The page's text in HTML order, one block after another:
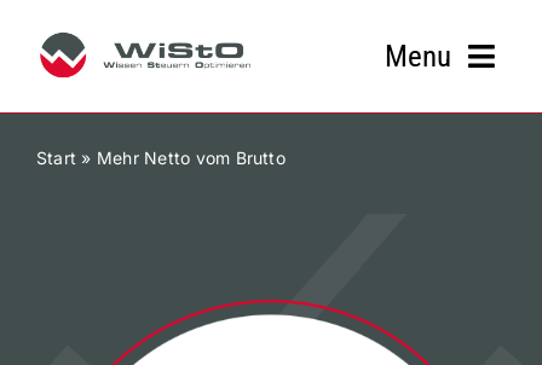
Inhalt
springen
Menu
Start » Mehr Netto vom Brutto